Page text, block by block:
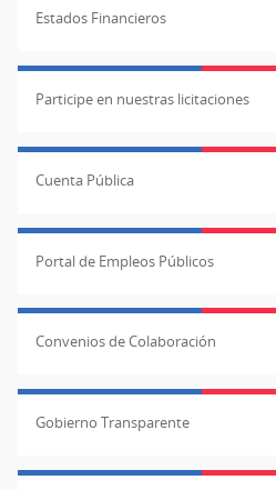
Estados Financieros
Participe en nuestras licitaciones
Cuenta Pública
Portal de Empleos Públicos
Convenios de Colaboración
Gobierno Transparente